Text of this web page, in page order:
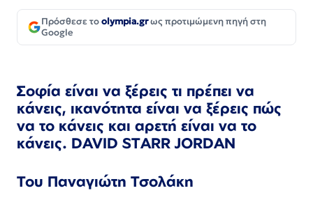
Πρόσθεσε τοolympia.grως προτιμώμενη πηγή στη
Google
Σοφία είναι να ξέρεις τι πρέπει να
κάνεις, ικανότητα είναι να ξέρεις πώς
να το κάνεις και αρετή είναι να το
κάνεις. DAVID STARR JORDAN
Του Παναγιώτη Τσολάκη